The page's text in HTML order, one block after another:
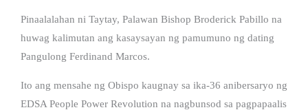
Pinaalalahan ni Taytay, Palawan Bishop Broderick Pabillo na
huwag kalimutan ang kasaysayan ng pamumuno ng dating
Pangulong Ferdinand Marcos.
Ito ang mensahe ng Obispo kaugnay sa ika-36 anibersaryo ng
EDSA People Power Revolution na nagbunsod sa pagpapaalis